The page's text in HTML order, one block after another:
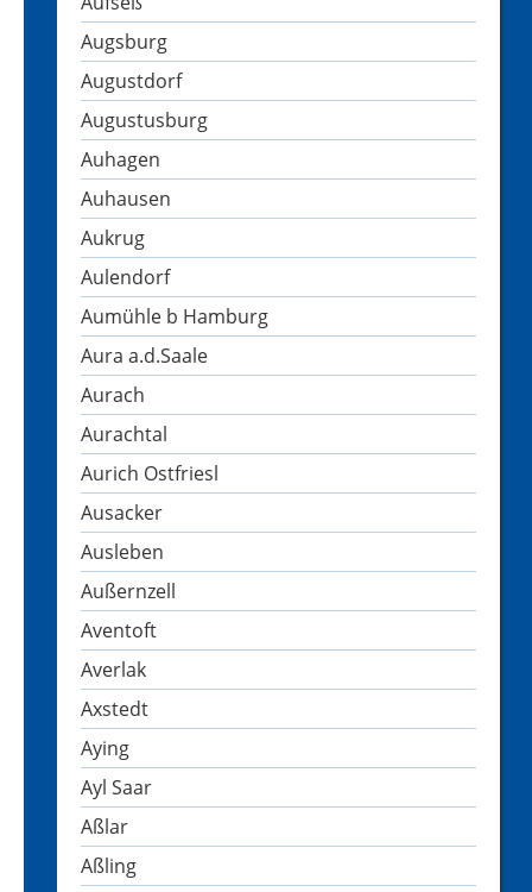
Augsburg
Augustdorf
Augustusburg
Auhagen
Auhausen
Aukrug
Aulendorf
Aumühle b Hamburg
Aura a.d.Saale
Aurach
Aurachtal
Aurich Ostfriesl
Ausacker
Ausleben
Außernzell
Aventoft
Averlak
Axstedt
Aying
Ayl Saar
Aßlar
Aßling